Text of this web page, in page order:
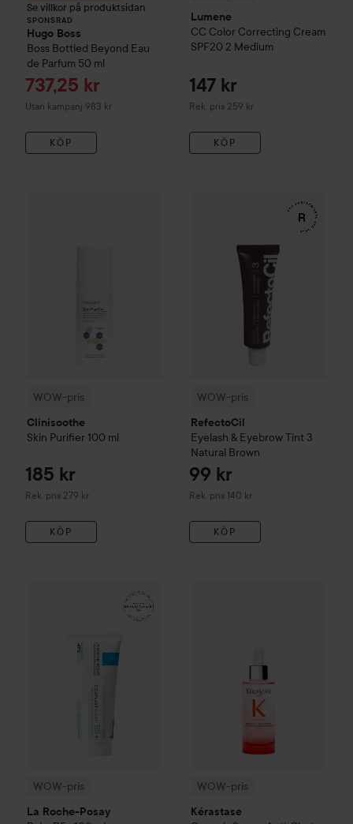
Se villkor på produktsidan
SPONSRAD
Hugo Boss
Boss Bottled Beyond Eau
de Parfum 50 ml
Reapris
737,25 kr
Utan kampanj 983 kr
KÖP
Lumene
CC Color Correcting Cream
SPF20 2 Medium
147 kr
Rek. pris 259 kr
Rekommenderat pris 259 kr
KÖP
WOW-pris
Clinisoothe
Skin Purifier 100 ml
185 kr
Rek. pris 279 kr
Rekommenderat pris 279 kr
KÖP
Rekommenderat pris 279 kr
WOW-pris
RefectoCil
Eyelash & Eyebrow Tint 3
Natural Brown
99 kr
Rek. pris 140 kr
Rekommenderat pris 140 kr
KÖP
RefectoCilEyelash
WOW-pris
La Roche-Posay
La Roche-Posay
WOW-pris
Kérastase